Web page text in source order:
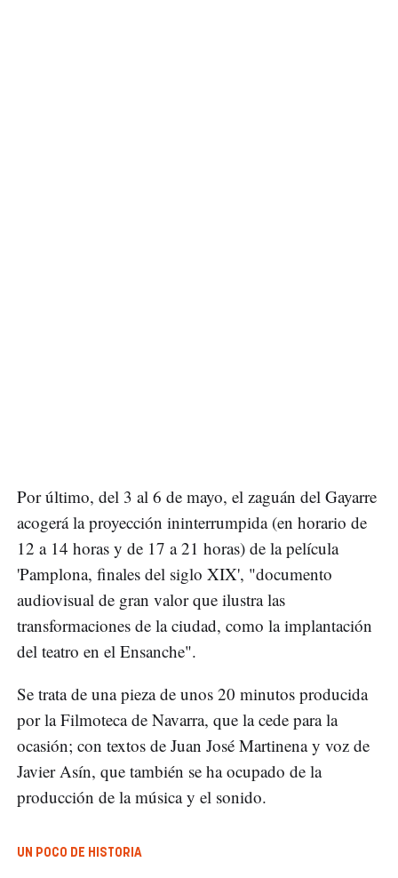
Por último, del 3 al 6 de mayo, el zaguán del Gayarre
acogerá la proyección ininterrumpida (en horario de
12 a 14 horas y de 17 a 21 horas) de la película
'Pamplona, finales del siglo XIX', "documento
audiovisual de gran valor que ilustra las
transformaciones de la ciudad, como la implantación
del teatro en el Ensanche".
Se trata de una pieza de unos 20 minutos producida
por la Filmoteca de Navarra, que la cede para la
ocasión; con textos de Juan José Martinena y voz de
Javier Asín, que también se ha ocupado de la
producción de la música y el sonido.
UN POCO DE HISTORIA